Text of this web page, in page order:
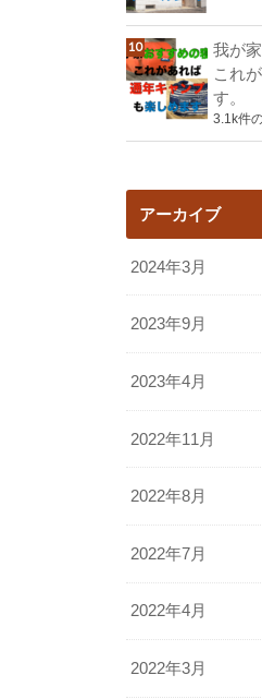
我が
これ
す。
3.1k件
アーカイブ
2024年3月
2023年9月
2023年4月
2022年11月
2022年8月
2022年7月
2022年4月
2022年3月